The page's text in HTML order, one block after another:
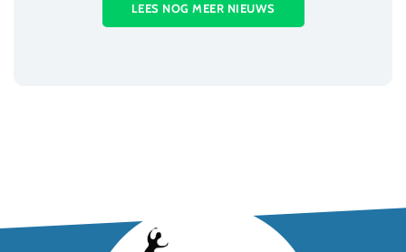
LEES NOG MEER NIEUWS